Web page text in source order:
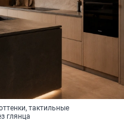
тактильные
глянца